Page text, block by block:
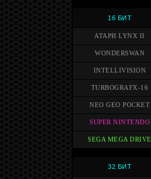
16 БИТ
АТАРИ LYNX II
WONDERSWAN
INTELLIVISION
TURBOGRAFX-16
NEO GEO POCKET
SUPER NINTENDO
SEGA MEGA DRIVE
32 БИТ